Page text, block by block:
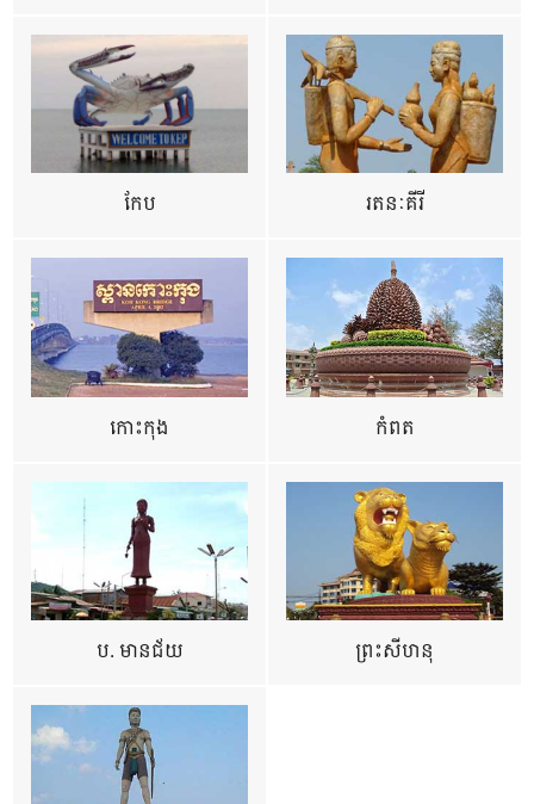
កែប រតនៈគីរី
កោះកុង កំពត
ប. មានជ័យ ព្រះសីហនុ